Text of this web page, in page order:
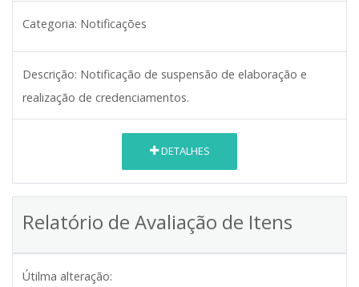
Categoria: Notificações
Descrição: Notificação de suspensão de elaboração e
realização de credenciamentos.
DETALHES
Relatório de Avaliação de Itens
Útilma alteração: